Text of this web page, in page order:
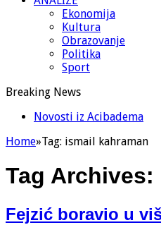
Ekonomija
Kultura
Obrazovanje
Politika
Sport
Breaking News
Novosti iz Acibadema
Home»Tag: ismail kahraman
Tag Archives:
Fejzić boravio u